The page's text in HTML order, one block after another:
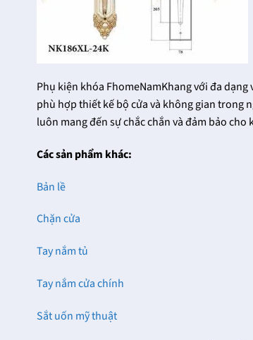
Phụ kiện khóa FhomeNamKhang với đa
phù hợp thiết kế bộ cửa và không gian trong
luôn mang đến sự chắc chắn và đảm bảo cho
Các sản phẩm khác:
Bản lề
Chặn cửa
Tay nắm tủ
Tay nắm cửa chính
Sắt uốn mỹ thuật